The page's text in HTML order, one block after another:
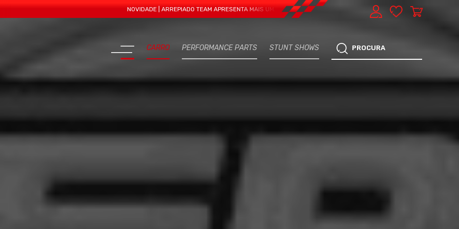
NOVIDADE | ARREPIADO TEAM APRESENTA MAIS UMA VERTENTE - EXPRESS CAR SERVICE, MANUTENÇÃO DO TEU CARRO -
CARRO PERFORMANCE PARTS STUNT SHOWS